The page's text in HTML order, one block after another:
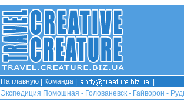
На главную Команда
Экспедиция Помошная - Голованевск - Гайворон -